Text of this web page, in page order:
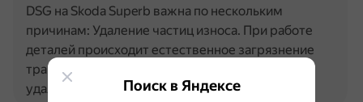
DSG на Skoda Superb важна по нескольким
причинам: Удаление частиц износа. При работе
деталей происходит естественное загрязнение
трансмиссионной жидкости. При смене масла
удаляются частицы износа, что…
Поиск в Яндексе